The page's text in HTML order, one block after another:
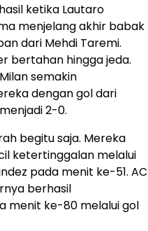
ketika Lautaro
menjelang akhir babak
dari Mehdi Taremi.
bertahan hingga jeda.
semakin
dengan gol dari
2-0.
begitu saja. Mereka
ketertinggalan melalui
pada menit ke-51. AC
berhasil
menit ke-80 melalui gol